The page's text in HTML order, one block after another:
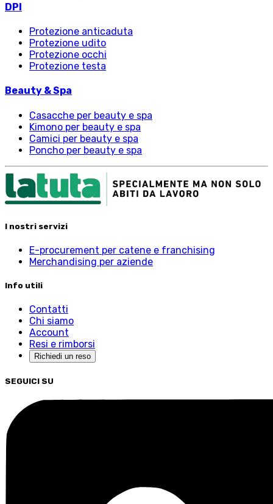
DPI
Protezione anticaduta
Protezione udito
Protezione occhi
Protezione testa
Beauty & Spa
Casacche per beauty e spa
Kimono per beauty e spa
Camici per beauty e spa
Poncho per beauty e spa
I nostri servizi
E-procurement per catene e franchising
Merchandising per aziende
Info utili
Contatti
Chi siamo
Account
Resi e rimborsi
Richiedi un reso
SEGUICI SU